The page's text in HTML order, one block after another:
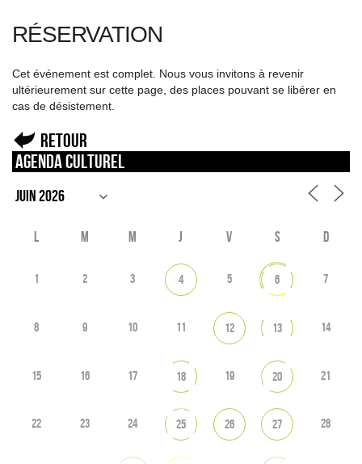
RÉSERVATION
Cet événement est complet. Nous vous invitons à revenir
ultérieurement sur cette page, des places pouvant se libérer en
cas de désistement.
Retour
Agenda culturel
L M M J V S D
1 2 3 4 5 6 7
8 9 10 11 12 13 14
15 16 17 18 19 20 21
22 23 24 25 26 27 28